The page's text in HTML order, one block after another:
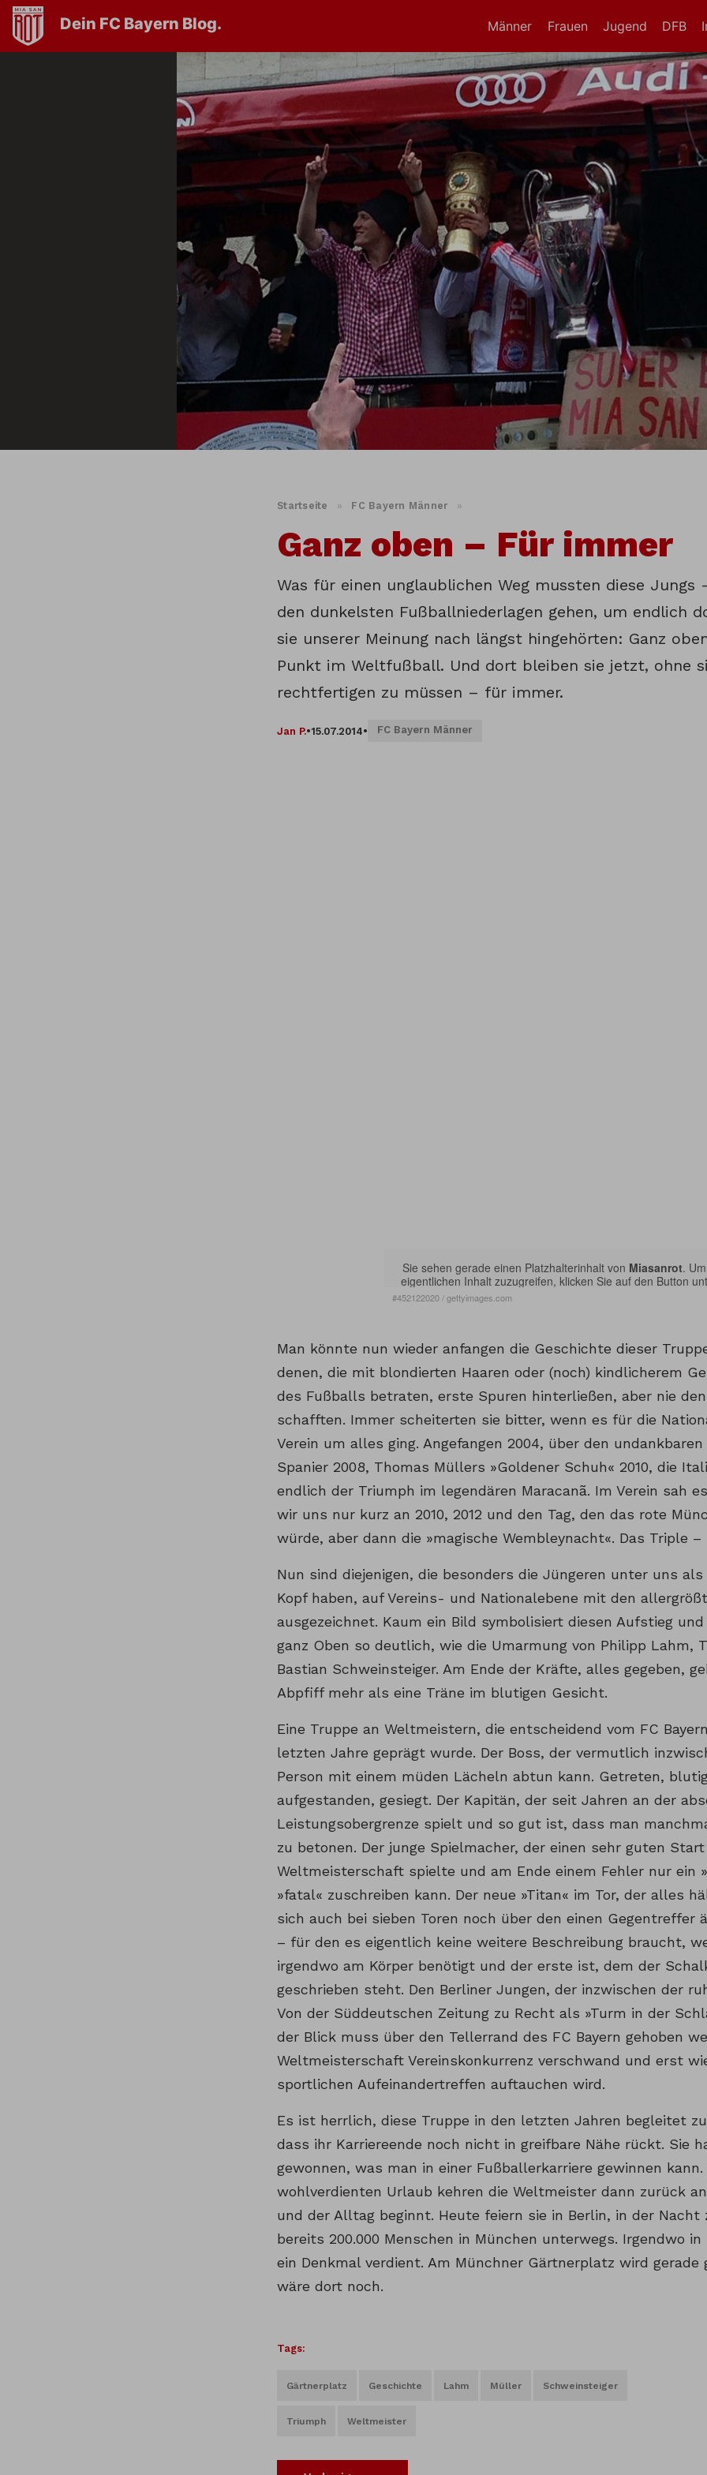
Dein FC Bayern Blog. Männer Frauen Jugend DFB
Startseite » FC Bayern Männer »
Ganz oben – Für immer
Was für einen unglaublichen Weg mussten diese Jungs
den dunkelsten Fußballniederlagen gehen, um endlich
sie unserer Meinung nach längst hingehörten: Ganz
Punkt im Weltfußball. Und dort bleiben sie jetzt, ohne
rechtfertigen zu müssen – für immer.
Jan P.•15.07.2014• FC Bayern Männer
Sie sehen gerade einen Platzhalterinhalt von Miasanrot.
eigentlichen Inhalt zuzugreifen, klicken Sie auf den Button
beachten Sie, dass dabei Daten an Drittanbieter
Inhalt entsperren
Weitere Informationen
#452122020/gettyimages.com
Man könnte nun wieder anfangen die Geschichte dieser
denen, die mit blondierten Haaren oder (noch) kindlicherem
des Fußballs betraten, erste Spuren hinterließen, aber nie
schafften. Immer scheiterten sie bitter, wenn es für die
Verein um alles ging. Angefangen 2004, über den
Spanier 2008, Thomas Müllers »Goldener Schuh« 2010, die
endlich der Triumph im legendären Maracanã. Im Verein sah
wir uns nur kurz an 2010, 2012 und den Tag, den das rote
würde, aber dann die »magische Wembleynacht«. Das Triple
Nun sind diejenigen, die besonders die Jüngeren unter uns
Kopf haben, auf Vereins- und Nationalebene mit den
ausgezeichnet. Kaum ein Bild symbolisiert diesen Aufstieg
ganz Oben so deutlich, wie die Umarmung von Philipp Lahm,
Bastian Schweinsteiger. Am Ende der Kräfte, alles gegeben,
Abpfiff mehr als eine Träne im blutigen Gesicht.
Eine Truppe an Weltmeistern, die entscheidend vom FC
letzten Jahre geprägt wurde. Der Boss, der vermutlich
Person mit einem müden Lächeln abtun kann. Getreten,
aufgestanden, gesiegt. Der Kapitän, der seit Jahren an der
Leistungsobergrenze spielt und so gut ist, dass man
zu betonen. Der junge Spielmacher, der einen sehr guten
Weltmeisterschaft spielte und am Ende einem Fehler nur ein
»fatal« zuschreiben kann. Der neue »Titan« im Tor, der alles
sich auch bei sieben Toren noch über den einen Gegentreffer
– für den es eigentlich keine weitere Beschreibung braucht,
irgendwo am Körper benötigt und der erste ist, dem der
geschrieben steht. Den Berliner Jungen, der inzwischen der
Von der Süddeutschen Zeitung zu Recht als »Turm in der
der Blick muss über den Tellerrand des FC Bayern gehoben
Weltmeisterschaft Vereinskonkurrenz verschwand und erst
sportlichen Aufeinandertreffen auftauchen wird.
Es ist herrlich, diese Truppe in den letzten Jahren begleitet
dass ihr Karriereende noch nicht in greifbare Nähe rückt. Sie
gewonnen, was man in einer Fußballerkarriere gewinnen
wohlverdienten Urlaub kehren die Weltmeister dann zurück
und der Alltag beginnt. Heute feiern sie in Berlin, in der Nacht
bereits 200.000 Menschen in München unterwegs. Irgendwo
ein Denkmal verdient. Am Münchner Gärtnerplatz wird gerade
wäre dort noch.
Tags:
Gärtnerplatz Geschichte Lahm Müller Schweinsteiger
Triumph Weltmeister